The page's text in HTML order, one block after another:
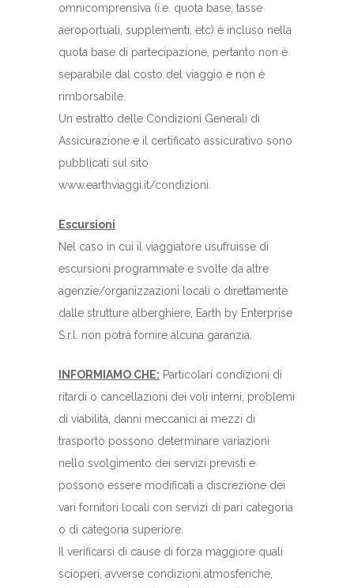
omnicomprensiva (i.e. quota base, tasse
aeroportuali, supplementi, etc) è incluso nella
quota base di partecipazione, pertanto non è
separabile dal costo del viaggio e non è
rimborsabile.
Un estratto delle Condizioni Generali di
Assicurazione e il certificato assicurativo sono
pubblicati sul sito
www.earthviaggi.it/condizioni.
Escursioni
Nel caso in cui il viaggiatore usufruisse di
escursioni programmate e svolte da altre
agenzie/organizzazioni locali o direttamente
dalle strutture alberghiere, Earth by Enterprise
S.r.l. non potrà fornire alcuna garanzia.
INFORMIAMO CHE: Particolari condizioni di
ritardi o cancellazioni dei voli interni, problemi
di viabilità, danni meccanici ai mezzi di
trasporto possono determinare variazioni
nello svolgimento dei servizi previsti e
possono essere modificati a discrezione dei
vari fornitori locali con servizi di pari categoria
o di categoria superiore.
Il verificarsi di cause di forza maggiore quali
scioperi, avverse condizioni atmosferiche,